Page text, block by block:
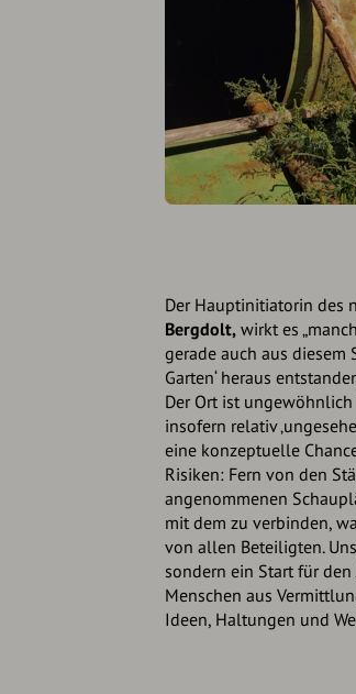
Der Hauptinitiatorin des
Bergdolt, wirkt es
gerade auch aus diesem
Garten‘ heraus
Der Ort ist
insofern relativ
eine konzeptuelle
Risiken: Fern von den
angenommenen
mit dem zu verbinden,
von allen Beteiligten.
sondern ein Start für den
Menschen aus
Ideen, Haltungen und